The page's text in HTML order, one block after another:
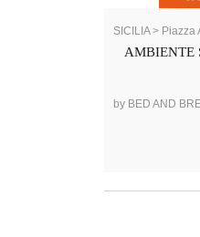
SICILIA > Piazza
AMBIENTE
by BED AND